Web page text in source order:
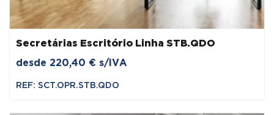
Secretárias Escritório Linha STB.QDO
desde 220,40 € s/IVA
REF: SCT.OPR.STB.QDO